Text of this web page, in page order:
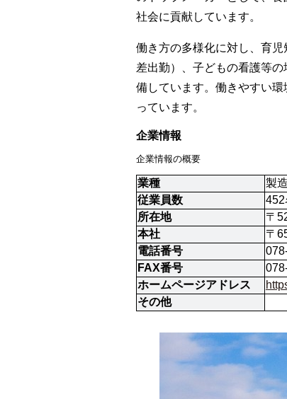
社会に貢献しています。
働き方の多様化に対し、育
差出勤）、子どもの看護等
備しています。働きやすい
っています。
企業情報
企業情報の概要
業種
製
従業員数
452
所在地
〒
本社
〒
電話番号
FAX番号
ホームページアドレス
その他